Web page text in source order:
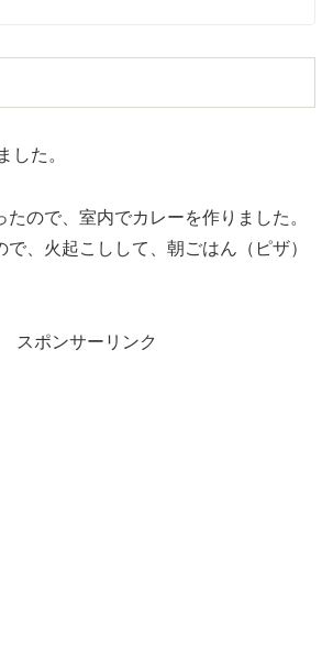
した。
たので、室内でカレーを作りました。
で、火起こしして、朝ごはん（ピザ）
スポンサーリンク